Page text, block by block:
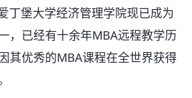
丁堡大学经济管理学院现已成为
，已经有十余年MBA远程教学历
其优秀的MBA课程在全世界获得